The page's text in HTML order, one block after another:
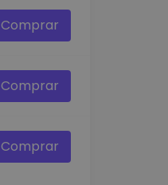
Comprar
Comprar
Comprar